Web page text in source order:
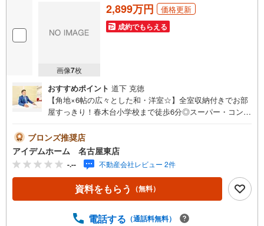
画像7枚
2,899万円 価格更新
成約でもらえる
おすすめポイント 道下 克徳
【角地×6帖の広々とした和・洋室☆】全室収納付きでお部
屋すっきり！春木台小学校まで徒歩6分◎スーパー・コンビ
問い合わせお待ちしております☆ ＼東郷町春木台5丁目/
当日のご来店・ご見学、大歓迎♪【充実】モニター付きイ
ンターホン、バイク置き場、床下収納、駐車2台■名鉄バス
「清水ヶ根口」停 徒歩7分（約560m）→地下鉄鶴舞線・名
鉄豊田線「赤池」駅までバス乗車16分■春木台小学校:徒歩6
分（約470m）■春木中学校 :徒歩11分（約810m）＜自己
ら見たい！聞きたい！にスピード対応！*自己資金なしでも
ブロンズ推奨店
アイデムホーム 名古屋東店
-.-- 不動産会社レビュー 2件
資料をもらう （無料）
電話する （通話料無料）